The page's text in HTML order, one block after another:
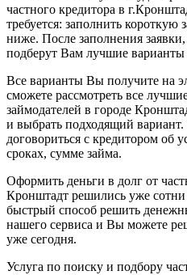
частного кредитора в
требуется: заполнить короткую
ниже. После заполнения
подберут Вам лучшие варианты
Все варианты Вы получите на
сможете рассмотреть все
займодателей в городе
и выбрать подходящий
договориться с кредитором об
сроках, сумме займа.
Оформить деньги в долг от
Кронштадт решились уже
быстрый способ решить
нашего сервиса и Вы можете
уже сегодня.
Услуга по поиску и подбору